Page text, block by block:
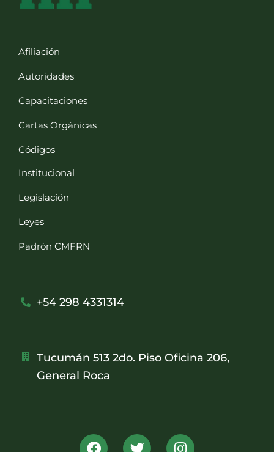
Afiliación
Autoridades
Capacitaciones
Cartas Orgánicas
Códigos
Institucional
Legislación
Leyes
Padrón CMFRN
+54 298 4331314
Tucumán 513 2do. Piso Oficina 206,
General Roca